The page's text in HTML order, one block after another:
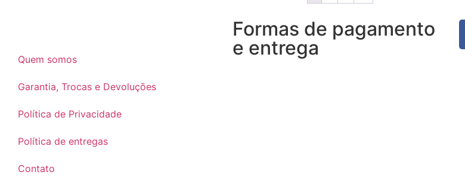
Quem somos
Garantia, Trocas e Devoluções
Política de Privacidade
Política de entregas
Contato
Formas de pagamento
e entrega